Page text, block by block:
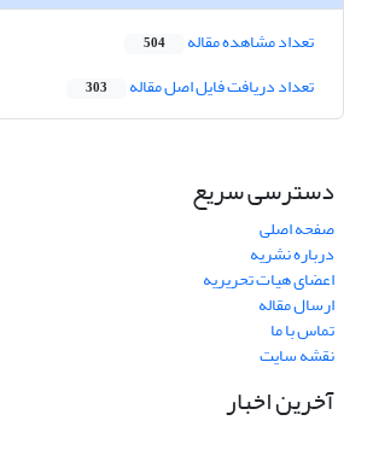
تعداد مشاهده مقاله 504
تعداد دریافت فایل اصل مقاله 303
دسترسی سریع
صفحه اصلی
درباره نشریه
اعضای هیات تحریریه
ارسال مقاله
تماس با ما
نقشه سایت
آخرین اخبار